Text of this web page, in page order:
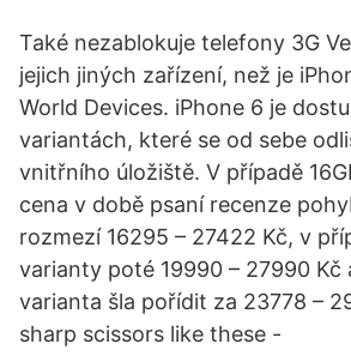
Také nezablokuje telefony 3G
jejich jiných zařízení, než je
World Devices. iPhone 6 je
variantách, které se od sebe
vnitřního úložiště. V případě
cena v době psaní recenze
rozmezí 16295 – 27422 Kč, v
varianty poté 19990 – 27990 Kč
varianta šla pořídit za 23778 –
sharp scissors like these -